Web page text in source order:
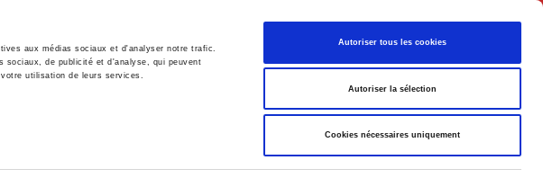
aux médias sociaux et d'analyser notre trafic.
sociaux, de publicité et d'analyse, qui peuvent
utilisation de leurs services.
Autoriser tous les cookies
Autoriser la sélection
Cookies nécessaires uniquement
English
Politics